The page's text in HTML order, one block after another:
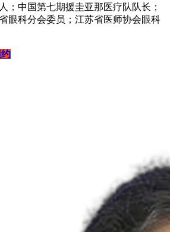
；中国第七期援圭亚那医疗队队长；
眼科分会委员；江苏省医师协会眼科